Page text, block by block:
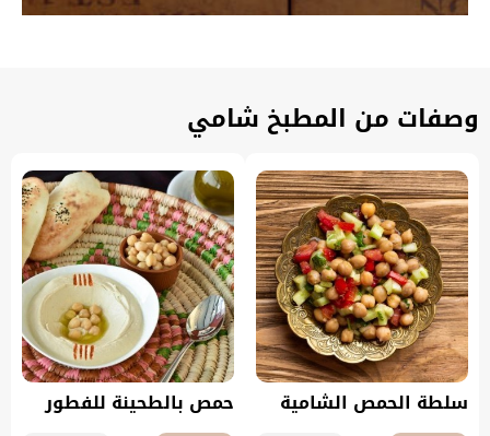
وصفات من المطبخ شامي
سلطة الحمص الشامية حمص بالطحينة للفطور